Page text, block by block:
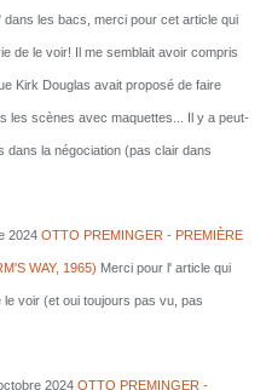
dans les bacs, merci pour cet article qui
de le voir! Il me semblait avoir compris
Kirk Douglas avait proposé de faire
les scènes avec maquettes... Il y a peut-
dans la négociation (pas clair dans
2024 OTTO PREMINGER - PREMIÈRE
WAY, 1965) Merci pour l' article qui
le voir (et oui toujours pas vu, pas
2024 OTTO PREMINGER -